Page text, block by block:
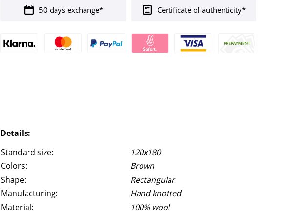
50 days exchange* Certificate of authenticity*
Details:
Standard size:
120x180
Colors:
Brown
Shape:
Rectangular
Manufacturing:
Hand knotted
Material:
100% wool